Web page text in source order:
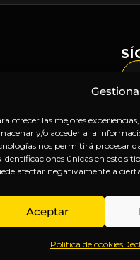
ofrecer las mejores
y/o acceder a la
nos permitirá procesar
identificaciones únicas en este
afectar negativamente a
Aceptar
Política de cookies